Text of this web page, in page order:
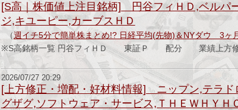
[S高｜株価値上注目銘柄] 円谷フィＨＤ,ベルパ
ジ,キユーピー,カーブスＨＤ
（週イチ5分で簡単株まとめ!? 日経平均(先物)＆NYダウ 3ヶ
※S高銘柄一覧 円谷フィＨＤ 東証Ｐ 配分 業績上方修正
2026/07/27 20:29
[上方修正・増配・好材料情報] ニップン,テラ
グザグ,ソフトウェア・サービス,ＴＨＥＷＨＹ